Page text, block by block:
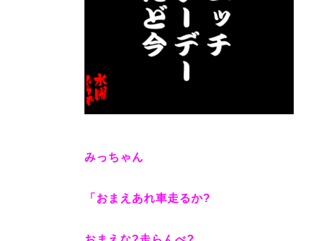
みっちゃん
「おまえあれ車走るか?